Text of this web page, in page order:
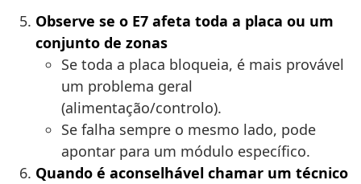
Observe se o E7 afeta toda a placa ou um
conjunto de zonas
Se toda a placa bloqueia, é mais provável
um problema geral
(alimentação/controlo).
Se falha sempre o mesmo lado, pode
apontar para um módulo específico.
Quando é aconselhável chamar um técnico